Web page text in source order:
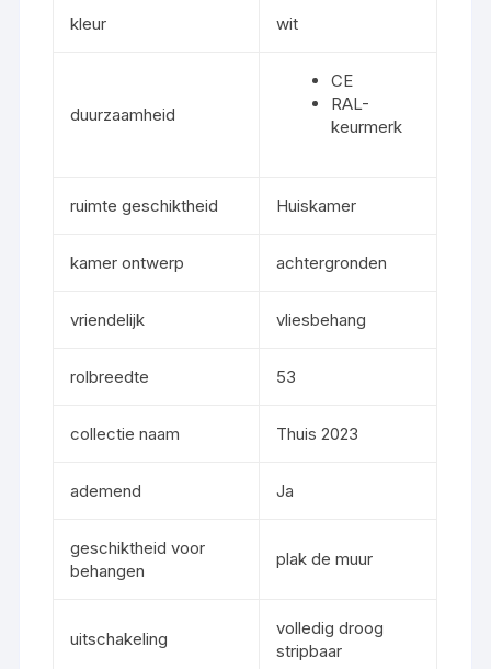
kleur wit
duurzaamheid
CE
RAL-
keurmerk
ruimte geschiktheid Huiskamer
kamer ontwerp achtergronden
vriendelijk vliesbehang
rolbreedte 53
collectie naam Thuis 2023
ademend Ja
geschiktheid voor
behangen
plak de muur
uitschakeling
volledig droog
stripbaar